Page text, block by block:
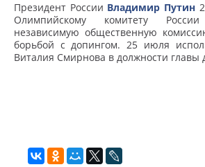
Президент России Владимир Путин
Олимпийскому комитету
независимую общественную
борьбой с допингом. 25 июля
Виталия Смирнова в должности главы